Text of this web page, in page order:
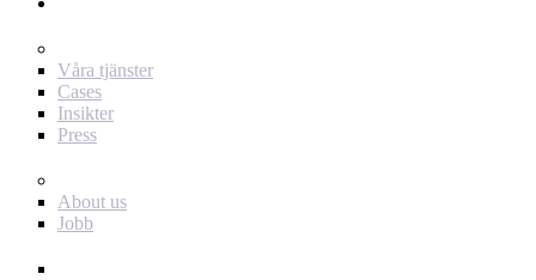
Våra tjänster
Cases
Insikter
Press
About us
Jobb